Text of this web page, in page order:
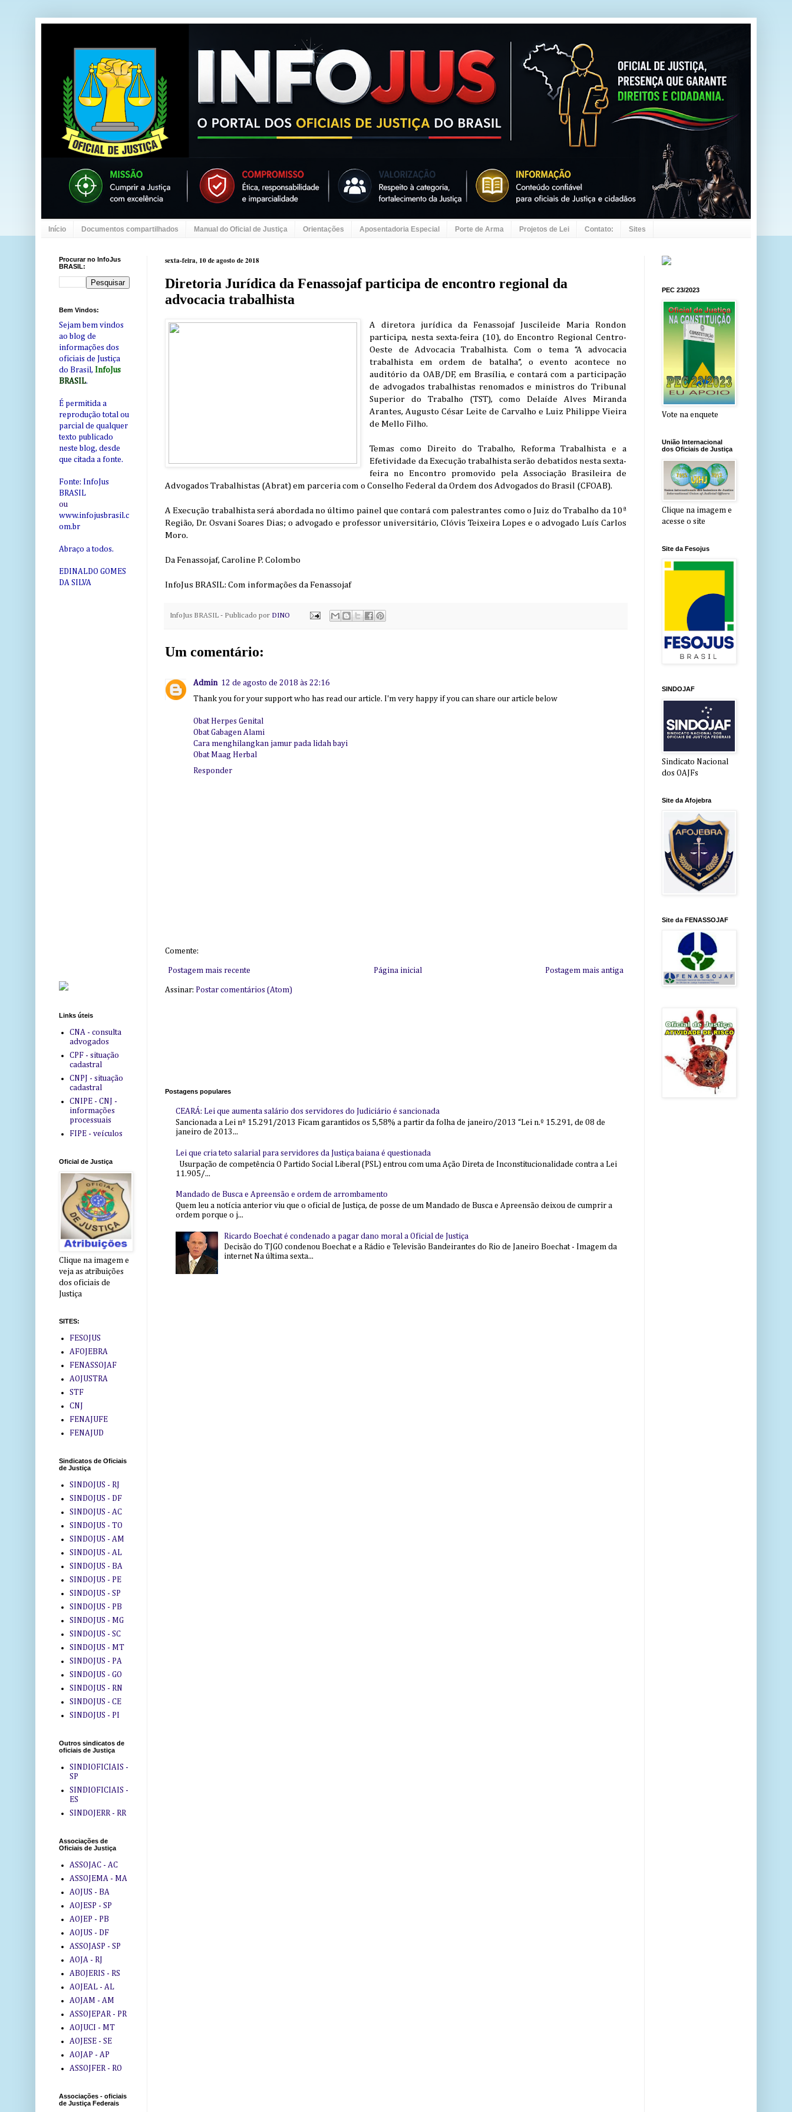
Início Documentos compartilhados Manual do Oficial de Justiça Orientações Aposentadoria Especial Porte de Arma Projetos de Lei Contato: Sites
sexta-feira, 10 de agosto de 2018
Diretoria Jurídica da Fenassojaf participa de encontro regional da
advocacia trabalhista
A diretora jurídica da Fenassojaf Juscileide Maria Rondon
participa, nesta sexta-feira (10), do Encontro Regional Centro-
Oeste de Advocacia Trabalhista. Com o tema “A advocacia
trabalhista em ordem de batalha”, o evento acontece no
auditório da OAB/DF, em Brasília, e contará com a participação
de advogados trabalhistas renomados e ministros do Tribunal
Superior do Trabalho (TST), como Delaíde Alves Miranda
Arantes, Augusto César Leite de Carvalho e Luiz Philippe Vieira
de Mello Filho.
Temas como Direito do Trabalho, Reforma Trabalhista e a
Efetividade da Execução trabalhista serão debatidos nesta sexta-
feira no Encontro promovido pela Associação Brasileira de
Advogados Trabalhistas (Abrat) em parceria com o Conselho Federal da Ordem dos Advogados do Brasil (CFOAB).
A Execução trabalhista será abordada no último painel que contará com palestrantes como o Juiz do Trabalho da 10ª
Região, Dr. Osvani Soares Dias; o advogado e professor universitário, Clóvis Teixeira Lopes e o advogado Luís Carlos
Moro.
Da Fenassojaf, Caroline P. Colombo
InfoJus BRASIL: Com informações da Fenassojaf
InfoJus BRASIL - Publicado por DINO
Um comentário:
Admin 12 de agosto de 2018 às 22:16
Thank you for your support who has read our article. I'm very happy if you can share our article below
Obat Herpes Genital
Obat Gabagen Alami
Cara menghilangkan jamur pada lidah bayi
Obat Maag Herbal
Responder
Comente:
Postagem mais recente Postagem mais antiga
Página inicial
Assinar: Postar comentários (Atom)
Postagens populares
CEARÁ: Lei que aumenta salário dos servidores do Judiciário é sancionada
Sancionada a Lei nº 15.291/2013 Ficam garantidos os 5,58% a partir da folha de janeiro/2013 “Lei n.º 15.291, de 08 de
janeiro de 2013...
Lei que cria teto salarial para servidores da Justiça baiana é questionada
Usurpação de competência O Partido Social Liberal (PSL) entrou com uma Ação Direta de Inconstitucionalidade contra a Lei
11.905/...
Mandado de Busca e Apreensão e ordem de arrombamento
Quem leu a notícia anterior viu que o oficial de Justiça, de posse de um Mandado de Busca e Apreensão deixou de cumprir a
ordem porque o j...
Ricardo Boechat é condenado a pagar dano moral a Oficial de Justiça
Decisão do TJGO condenou Boechat e a Rádio e Televisão Bandeirantes do Rio de Janeiro Boechat - Imagem da
internet Na última sexta...
Procurar no InfoJus
BRASIL:
Bem Vindos:
Sejam bem vindos
ao blog de
informações dos
oficiais de Justiça
do Brasil, InfoJus
BRASIL.
É permitida a
reprodução total ou
parcial de qualquer
texto publicado
neste blog, desde
que citada a fonte.
Fonte: InfoJus
BRASIL
ou
www.infojusbrasil.c
om.br
Abraço a todos.
EDINALDO GOMES
DA SILVA
Links úteis
CNA - consulta
advogados
CPF - situação
cadastral
CNPJ - situação
cadastral
CNIPE - CNJ -
informações
processuais
FIPE - veículos
Oficial de Justiça
Clique na imagem e
veja as atribuições
dos oficiais de
Justiça
SITES:
FESOJUS
AFOJEBRA
FENASSOJAF
AOJUSTRA
STF
CNJ
FENAJUFE
FENAJUD
Sindicatos de Oficiais
de Justiça
SINDOJUS - RJ
SINDOJUS - DF
SINDOJUS - AC
SINDOJUS - TO
SINDOJUS - AM
SINDOJUS - AL
SINDOJUS - BA
SINDOJUS - PE
SINDOJUS - SP
SINDOJUS - PB
SINDOJUS - MG
SINDOJUS - SC
SINDOJUS - MT
SINDOJUS - PA
SINDOJUS - GO
SINDOJUS - RN
SINDOJUS - CE
SINDOJUS - PI
Outros sindicatos de
oficiais de Justiça
SINDIOFICIAIS -
SP
SINDIOFICIAIS -
ES
SINDOJERR - RR
Associações de
Oficiais de Justiça
ASSOJAC - AC
ASSOJEMA - MA
AOJUS - BA
AOJESP - SP
AOJEP - PB
AOJUS - DF
ASSOJASP - SP
AOJA - RJ
ABOJERIS - RS
AOJEAL - AL
AOJAM - AM
ASSOJEPAR - PR
AOJUCI - MT
AOJESE - SE
AOJAP - AP
ASSOJFER - RO
Associações - oficiais
de Justiça Federais
PEC 23/2023
Vote na enquete
União Internacional
dos Oficiais de Justiça
Clique na imagem e
acesse o site
Site da Fesojus
SINDOJAF
Sindicato Nacional
dos OAJFs
Site da Afojebra
Site da FENASSOJAF